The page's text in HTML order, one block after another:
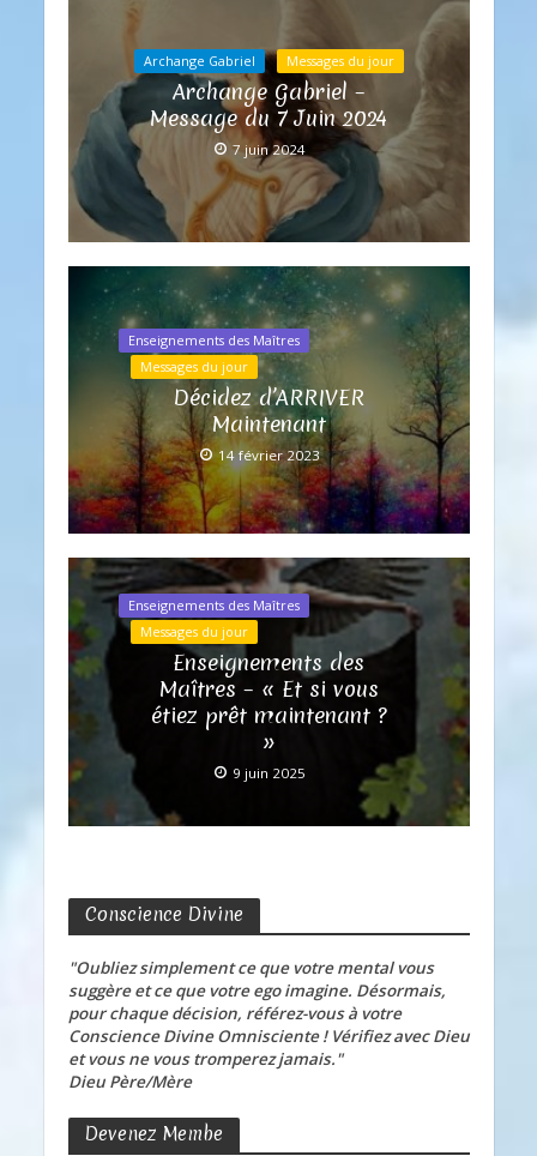
Archange Gabriel Messages du jour
Archange Gabriel –
Message du 7 Juin 2024
7 juin 2024
Enseignements des Maîtres
Messages du jour
Décidez d’ARRIVER
Maintenant
14 février 2023
Enseignements des Maîtres
Messages du jour
Enseignements des
Maîtres – « Et si vous
étiez prêt maintenant ?
»
9 juin 2025
Conscience Divine
"Oubliez simplement ce que votre mental vous
suggère et ce que votre ego imagine. Désormais,
pour chaque décision, référez-vous à votre
Conscience Divine Omnisciente ! Vérifiez avec Dieu
et vous ne vous tromperez jamais."
Dieu Père/Mère
Devenez Membe